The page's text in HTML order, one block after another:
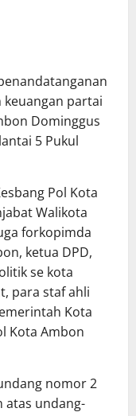
partai
Dominggus
5 Pukul
Pol Kota
Walikota
forkopimda
ketua DPD,
se kota
para staf ahli
Kota
Kota Ambon
nomor 2
atas undang-